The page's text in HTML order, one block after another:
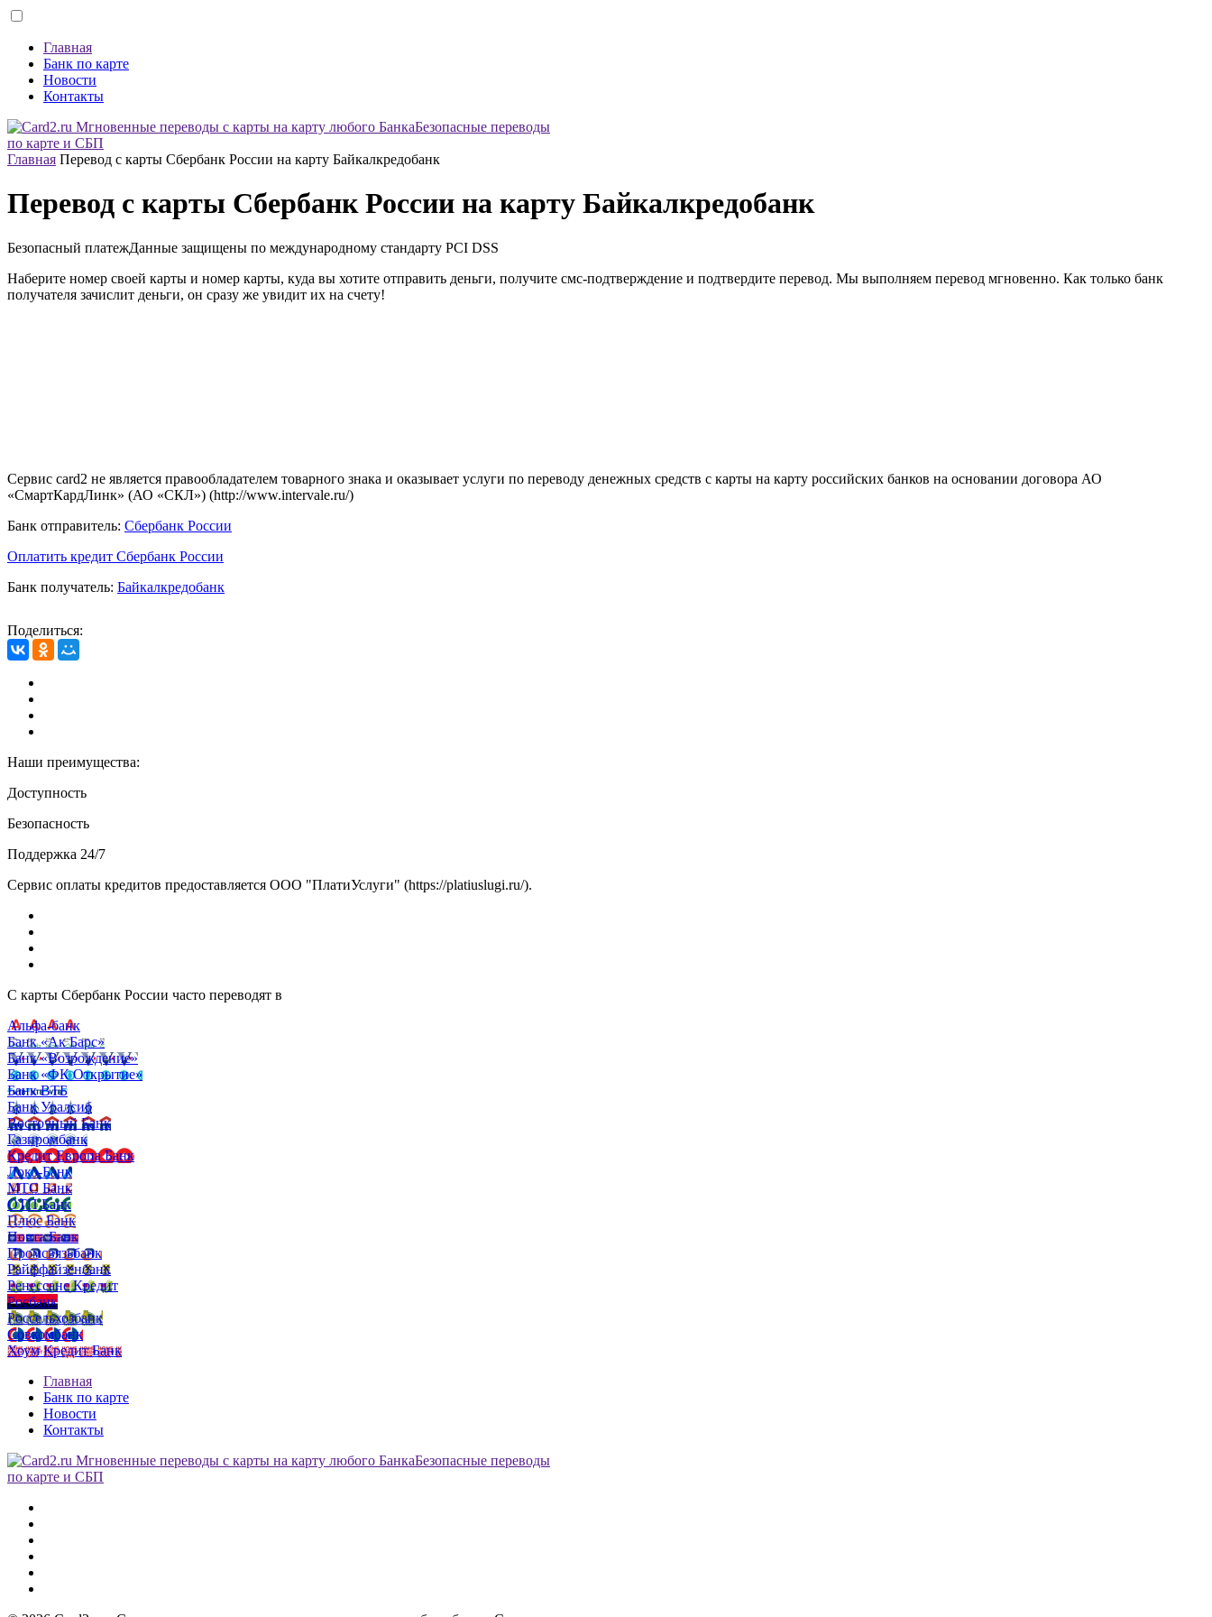
Главная
Банк по карте
Новости
Контакты
Безопасные переводы
по карте и СБП
Главная Перевод с карты Сбербанк России на карту Байкалкредобанк
Перевод с карты Сбербанк России на карту Байкалкредобанк
Безопасный платежДанные защищены по международному стандарту PCI DSS
Наберите номер своей карты и номер карты, куда вы хотите отправить деньги, получите смс-подтверждение и подтвердите перевод. Мы выполняем перевод мгновенно. Как только банк
получателя зачислит деньги, он сразу же увидит их на счету!
Сервис card2 не является правообладателем товарного знака и оказывает услуги по переводу денежных средств с карты на карту российских банков на основании договора АО
«СмартКардЛинк» (АО «СКЛ») (http://www.intervale.ru/)
Банк отправитель: Сбербанк России
Оплатить кредит Сбербанк России
Банк получатель: Байкалкредобанк
Поделиться:
Наши преимущества:
Доступность
Безопасность
Поддержка 24/7
Сервис оплаты кредитов предоставляется ООО "ПлатиУслуги" (https://platiuslugi.ru/).
С карты Сбербанк России часто переводят в
Альфа-банк
Банк «Ак Барс»
Банк «Возрождение»
Банк «ФК Открытие»
Банк ВТБ
Банк Уралсиб
Восточный Банк
Газпромбанк
Кредит Европа Банк
Локо-Банк
МТС Банк
ОТП Банк
Плюс Банк
Почта Банк
Промсвязьбанк
Райффайзенбанк
Ренессанс Кредит
Росбанк
Россельхозбанк
Совкомбанк
Хоум Кредит Банк
Главная
Банк по карте
Новости
Контакты
Безопасные переводы
по карте и СБП